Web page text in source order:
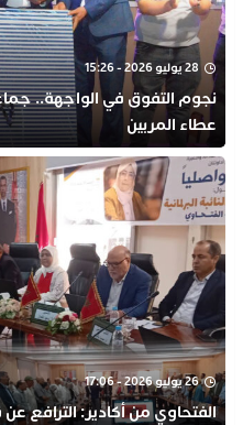
28 يوليو 2026 - 15:26
نجوم التفوق في الواجهة..
عطاء المربين
26 يوليو 2026 - 17:06
الفتحاوي من أكادير: الترافع